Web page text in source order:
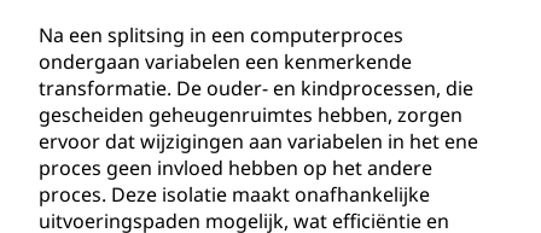
Na een splitsing in een computerproces
ondergaan variabelen een kenmerkende
transformatie. De ouder- en kindprocessen, die
gescheiden geheugenruimtes hebben, zorgen
ervoor dat wijzigingen aan variabelen in het ene
proces geen invloed hebben op het andere
proces. Deze isolatie maakt onafhankelijke
uitvoeringspaden mogelijk, wat efficiëntie en